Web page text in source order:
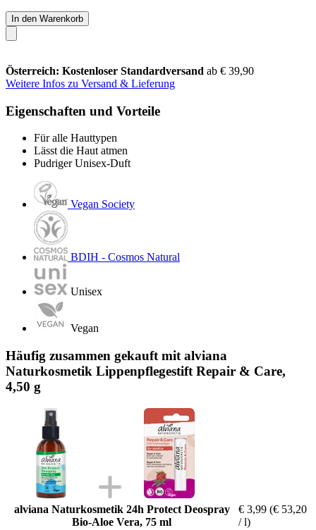
In den Warenkorb
Österreich: Kostenloser Standardversand ab € 39,90
Weitere Infos zu Versand & Lieferung
Eigenschaften und Vorteile
Für alle Hauttypen
Lässt die Haut atmen
Pudriger Unisex-Duft
Vegan Society
BDIH - Cosmos Natural
Unisex
Vegan
Häufig zusammen gekauft mit alviana
Naturkosmetik Lippenpflegestift Repair & Care,
4,50 g
alviana Naturkosmetik 24h Protect Deospray
Bio-Aloe Vera, 75 ml
€ 3,99 (€ 53,20
/ l)